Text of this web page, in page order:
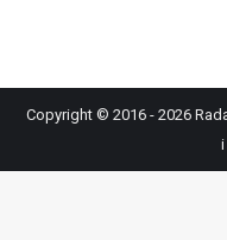
Copyright © 2016 - 2026
i